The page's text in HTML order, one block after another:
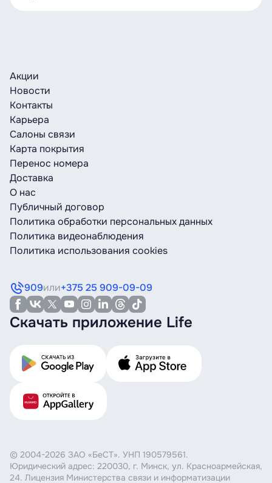
Акции
Новости
Контакты
Карьера
Салоны связи
Карта покрытия
Перенос номера
Доставка
О нас
Публичный договор
Политика обработки персональных данных
Политика видеонаблюдения
Политика использования cookies
909или+375 25 909-09-09
Скачать приложение Life
© 2004-2026 ЗАО «БеСТ». УНП 190579561.
Юридический адрес: 220030, г. Минск, ул. Красноармейская,
24. Лицензия Министерства связи и информатизации